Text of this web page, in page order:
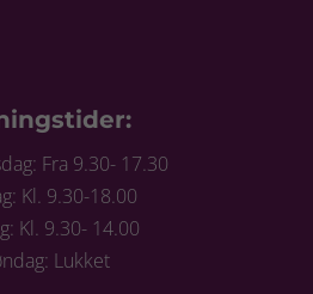
Fra 9.30- 17.30
Kl. 9.30-18.00
Kl. 9.30- 14.00
Lukket